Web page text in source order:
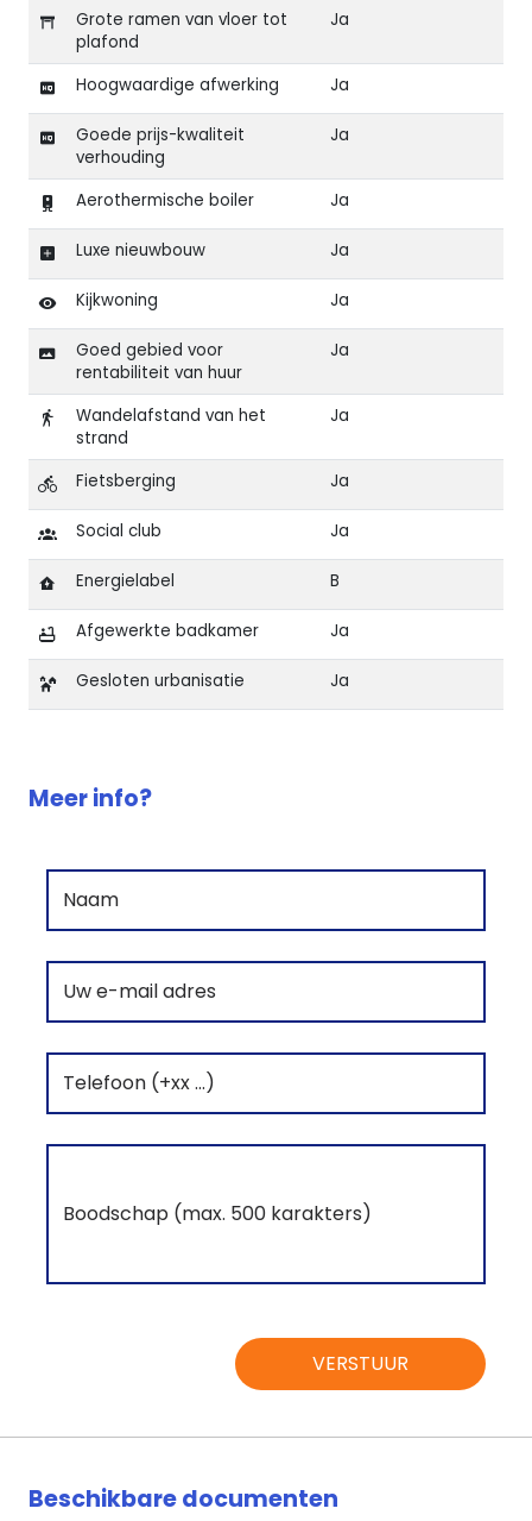
Grote ramen van vloer tot
plafond
Ja
Hoogwaardige afwerking Ja
Goede prijs-kwaliteit
verhouding
Ja
Aerothermische boiler Ja
Luxe nieuwbouw Ja
Kijkwoning Ja
Goed gebied voor
rentabiliteit van huur
Ja
Wandelafstand van het
strand
Ja
Fietsberging Ja
Social club Ja
Energielabel B
Afgewerkte badkamer Ja
Gesloten urbanisatie Ja
Meer info?
VERSTUUR
Beschikbare documenten